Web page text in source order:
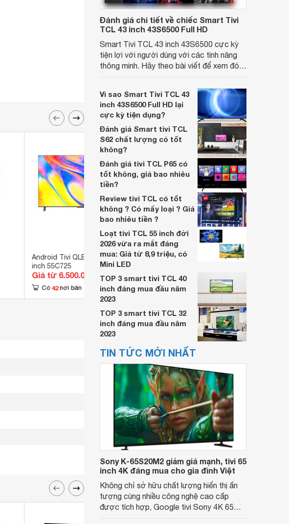
Android Tivi QLED TCL 4K 55
inch 55C725
Giá từ 6.500.000 đ
Có 42 nơi bán
Smart Tivi TCL 49 inch FullHD
Giá từ 7.590.000 đ
Có 2 nơi bán
Đánh giá chi tiết về chiếc Smart Tivi
TCL 43 inch 43S6500 Full HD
Smart Tivi TCL 43 inch 43S6500 cực kỳ
tiện lợi với người dùng với các tính năng
thông minh. Hãy theo bài viết để xem đó
Vì sao Smart Tivi TCL 43
inch 43S6500 Full HD lại
cực kỳ tiện dụng?
Đánh giá Smart tivi TCL
S62 chất lượng có tốt
không?
Đánh giá tivi TCL P65 có
tốt không, giá bao nhiêu
tiền?
Review tivi TCL có tốt
không ? Có mấy loại ? Giá
bao nhiêu tiền ?
Loạt tivi TCL 55 inch đời
2026 vừa ra mắt đáng
mua: Giá từ 8,9 triệu, có
Mini LED
TOP 3 smart tivi TCL 40
inch đáng mua đầu năm
2023
TOP 3 smart tivi TCL 32
inch đáng mua đầu năm
2023
TIN TỨC MỚI NHẤT
Sony K-65S20M2 giảm giá mạnh, tivi 65
inch 4K đáng mua cho gia đình Việt
Không chỉ sở hữu chất lượng hiển thị ấn
tượng cùng nhiều công nghệ cao cấp
được tích hợp, Google tivi Sony 4K 65